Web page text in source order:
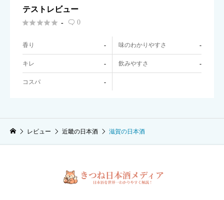
テストレビュー
 -  0
香り - 味のわかりやすさ -
キレ - 飲みやすさ -
コスパ -
レビュー 近畿の日本酒 滋賀の日本酒